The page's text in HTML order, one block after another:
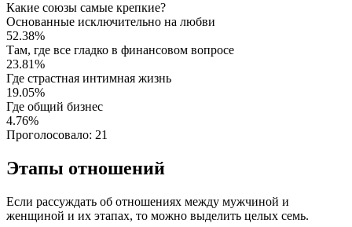
Какие союзы самые крепкие?
Основанные исключительно на любви
52.38%
Там, где все гладко в финансовом вопросе
23.81%
Где страстная интимная жизнь
19.05%
Где общий бизнес
4.76%
Проголосовало: 21
Этапы отношений
Если рассуждать об отношениях между мужчиной и
женщиной и их этапах, то можно выделить целых семь.